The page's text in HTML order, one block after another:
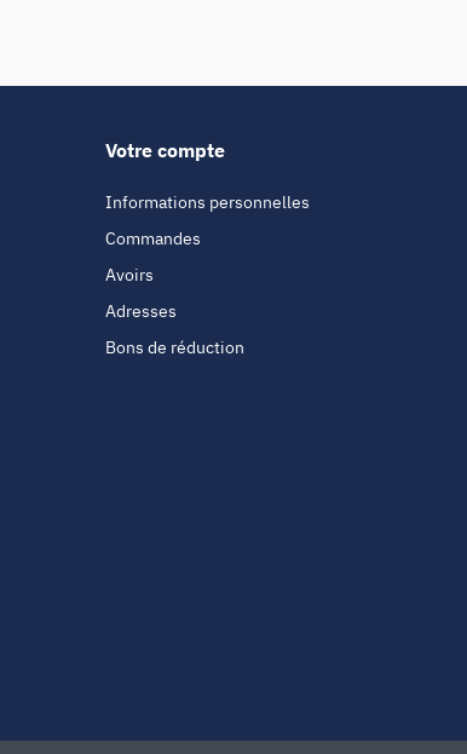
Votre compte
Informations personnelles
Commandes
Avoirs
Adresses
Bons de réduction